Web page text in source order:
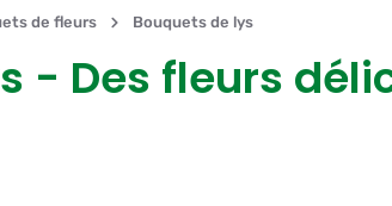
de fleurs Bouquets de lys
- Des fleurs